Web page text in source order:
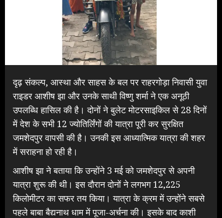
दृढ़ संकल्प, आस्था और साहस के बल पर राहरगोड़ा निवासी युवा
राइडर आशीष झा और उनके साथी विष्णु शर्मा ने एक अनूठी
उपलब्धि हासिल की है। दोनों ने बुलेट मोटरसाइकिल से 28 दिनों
में देश के सभी 12 ज्योतिर्लिंगों की यात्रा पूरी कर सुरक्षित
जमशेदपुर वापसी की है। उनकी इस आध्यात्मिक यात्रा की शहर
में सराहना हो रही है।
आशीष झा ने बताया कि उन्होंने 3 मई को जमशेदपुर से अपनी
यात्रा शुरू की थी। इस दौरान दोनों ने लगभग 12,225
किलोमीटर का सफर तय किया। यात्रा के क्रम में उन्होंने सबसे
पहले बाबा बैद्यनाथ धाम में पूजा-अर्चना की। इसके बाद काशी